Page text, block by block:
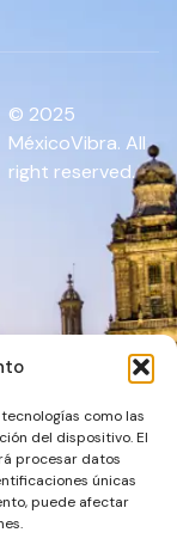
como las
del dispositivo. El
procesar datos
únicas
puede afectar
© 2025
MéxicoVibra. All
right reserved.